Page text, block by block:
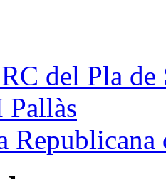
del Pla de
Pallàs
Republicana